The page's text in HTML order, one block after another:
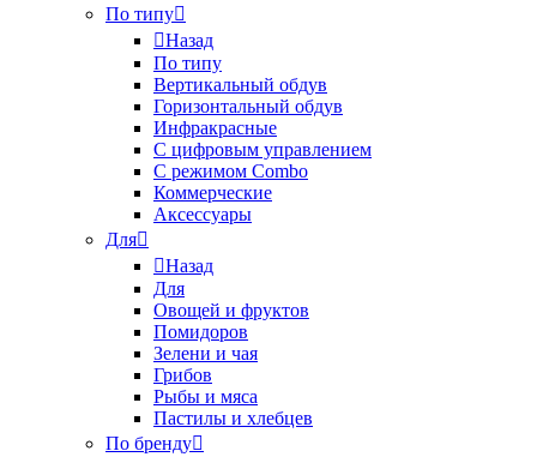
По типу
Назад
По типу
Вертикальный обдув
Горизонтальный обдув
Инфракрасные
С цифровым управлением
С режимом Combo
Коммерческие
Аксессуары
Для
Назад
Для
Овощей и фруктов
Помидоров
Зелени и чая
Грибов
Рыбы и мяса
Пастилы и хлебцев
По бренду